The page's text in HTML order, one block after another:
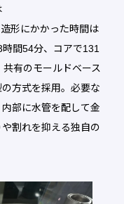
形にかかった時間は
間54分、コアで131
有のモールドベース
方式を採用。必要な
部に水管を配して金
割れを抑える独自の